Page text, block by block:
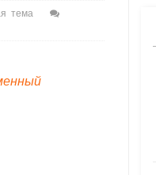
тема